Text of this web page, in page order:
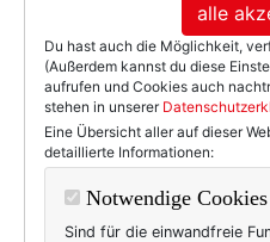
alle
Du hast auch die Möglichkeit,
(Außerdem kannst du diese
aufrufen und Cookies auch
stehen in unserer
Eine Übersicht aller auf dieser
detaillierte Informationen:
Notwendige Cookies
Sind für die einwandfreie